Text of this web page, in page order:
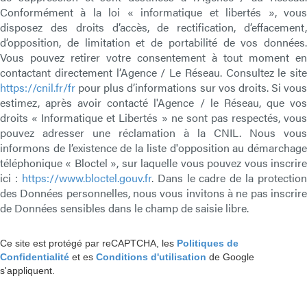
Conformément à la loi « informatique et libertés », vous
disposez des droits d’accès, de rectification, d’effacement,
d’opposition, de limitation et de portabilité de vos données.
Vous pouvez retirer votre consentement à tout moment en
contactant directement l’Agence / Le Réseau. Consultez le site
https://cnil.fr/fr pour plus d’informations sur vos droits. Si vous
estimez, après avoir contacté l'Agence / le Réseau, que vos
droits « Informatique et Libertés » ne sont pas respectés, vous
pouvez adresser une réclamation à la CNIL. Nous vous
informons de l’existence de la liste d'opposition au démarchage
téléphonique « Bloctel », sur laquelle vous pouvez vous inscrire
ici : https://www.bloctel.gouv.fr. Dans le cadre de la protection
des Données personnelles, nous vous invitons à ne pas inscrire
de Données sensibles dans le champ de saisie libre.
Ce site est protégé par reCAPTCHA, les Politiques de
Confidentialité et es Conditions d'utilisation de Google
s'appliquent.